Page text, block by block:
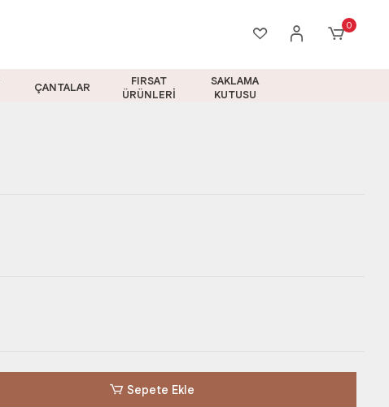
0
ÇANTALAR
FIRSAT
ÜRÜNLERİ
SAKLAMA
KUTUSU
Sepete Ekle